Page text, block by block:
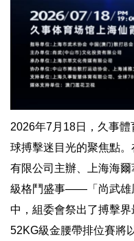
2026年7月18日，久事
球搏擊迷目光的聚焦點
有限公司主辦、上海海
級格鬥盛事——「尚武雄
中，組委會祭出了搏擊
52KG級金腰帶排位賽將